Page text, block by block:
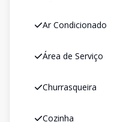
Ar Condicionado
Área de Serviço
Churrasqueira
Cozinha